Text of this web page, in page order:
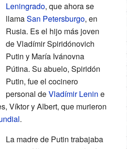
Leningrado, que ahora se
llamaSan Petersburgo, en
Rusia. Es el hijo más joven
de Vladímir Spiridónovich
Putin y María Ivánovna
Pútina. Su abuelo, Spiridón
Putin, fue el cocinero
personal deVladímir Lenin e
Víktor y Albert, que murieron
.
La madre de Putin trabajaba